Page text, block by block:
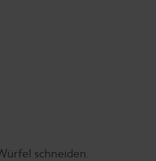
schneiden.